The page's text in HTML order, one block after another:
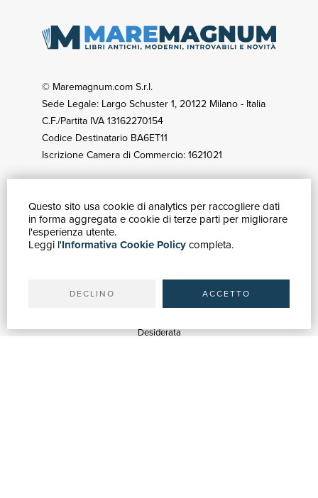
Questo sito usa cookie di analytics per raccogliere dati
in forma aggregata e cookie di terze parti per migliorare
l'esperienza utente.
Leggi l'Informativa Cookie Policycompleta.
DECLINO ACCETTO
© Maremagnum.com S.r.l.
Sede Legale: Largo Schuster 1, 20122 Milano - Italia
C.F./Partita IVA 13162270154
Codice Destinatario BA6ET11
Iscrizione Camera di Commercio: 1621021
GUIDA ACQUISTI
Catalogo
Ricerca avanzata
Spedizioni
Desiderata